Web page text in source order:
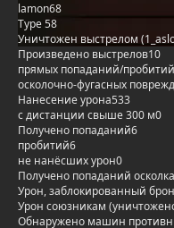
lamon68
Type 58
Уничтожен выстрелом
Произведено выстрелов10
прямых попаданий/пробитий
осколочно-фугасных
Нанесение урона533
с дистанции свыше 300 м0
Получено попаданий6
пробитий6
не нанёсших урон0
Получено попаданий
Урон, заблокированный
Урон союзникам
Обнаружено машин